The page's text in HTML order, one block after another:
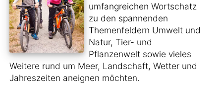
umfangreichen Wortschatz
zu den spannenden
Themenfeldern Umwelt und
Natur, Tier- und
Pflanzenwelt sowie vieles
Weitere rund um Meer, Landschaft, Wetter und
Jahreszeiten aneignen möchten.